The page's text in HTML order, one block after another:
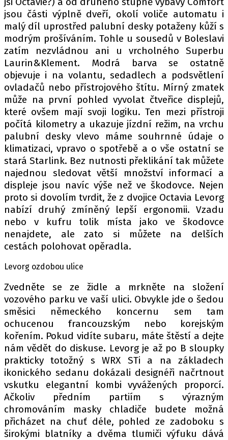
jsou části výplně dveří, okolí voliče automatu i
malý díl uprostřed palubní desky potaženy kůží s
modrým prošíváním. Tohle u sousedů v Boleslavi
zatím nezvládnou ani u vrcholného Superbu
Laurin&Klement. Modrá barva se ostatně
objevuje i na volantu, sedadlech a podsvětlení
ovladačů nebo přístrojového štítu. Mírný zmatek
může na první pohled vyvolat čtveřice displejů,
které ovšem mají svoji logiku. Ten mezi přístroji
počítá kilometry a ukazuje jízdní režim, na vrchu
palubní desky vlevo máme souhrnné údaje o
klimatizaci, vpravo o spotřebě a o vše ostatní se
stará Starlink. Bez nutnosti překlikání tak můžete
najednou sledovat větší množství informací a
displeje jsou navíc výše než ve škodovce. Nejen
proto si dovolím tvrdit, že z dvojice Octavia Levorg
nabízí druhý zmíněný lepší ergonomii. Vzadu
nebo v kufru tolik místa jako ve škodovce
nenajdete, ale zato si můžete na delších
cestách polohovat opěradla.
Levorg ozdobou ulice
Zvedněte se ze židle a mrkněte na složení
vozového parku ve vaší ulici. Obvykle jde o šedou
směsici německého koncernu sem tam
ochucenou francouzským nebo korejským
kořením. Pokud vidíte subaru, máte štěstí a dejte
nám vědět do diskuse. Levorg je až po B sloupky
prakticky totožný s WRX STi a na základech
ikonického sedanu dokázali designéři načrtnout
vskutku elegantní kombi vyvážených proporcí.
Ačkoliv předním partiím s výrazným
chromováním masky chladiče budete možná
přicházet na chuť déle, pohled ze zadoboku s
širokými blatníky a dvěma tlumiči výfuku dává